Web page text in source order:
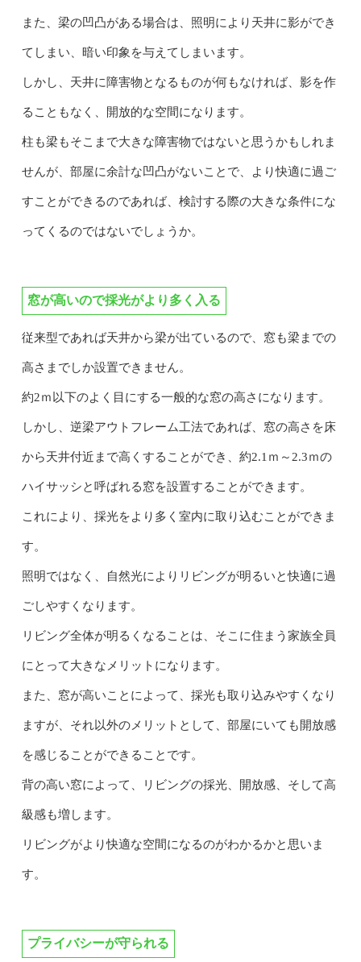
また、梁の凹凸がある場合は、照明により天井に影ができ
てしまい、暗い印象を与えてしまいます。
しかし、天井に障害物となるものが何もなければ、影を作
ることもなく、開放的な空間になります。
柱も梁もそこまで大きな障害物ではないと思うかもしれま
せんが、部屋に余計な凹凸がないことで、より快適に過ご
すことができるのであれば、検討する際の大きな条件にな
ってくるのではないでしょうか。
窓が高いので採光がより多く入る
従来型であれば天井から梁が出ているので、窓も梁までの
高さまでしか設置できません。
約2ｍ以下のよく目にする一般的な窓の高さになります。
しかし、逆梁アウトフレーム工法であれば、窓の高さを床
から天井付近まで高くすることができ、約2.1ｍ～2.3ｍの
ハイサッシと呼ばれる窓を設置することができます。
これにより、採光をより多く室内に取り込むことができま
す。
照明ではなく、自然光によりリビングが明るいと快適に過
ごしやすくなります。
リビング全体が明るくなることは、そこに住まう家族全員
にとって大きなメリットになります。
また、窓が高いことによって、採光も取り込みやすくなり
ますが、それ以外のメリットとして、部屋にいても開放感
を感じることができることです。
背の高い窓によって、リビングの採光、開放感、そして高
級感も増します。
リビングがより快適な空間になるのがわかるかと思いま
す。
プライバシーが守られる